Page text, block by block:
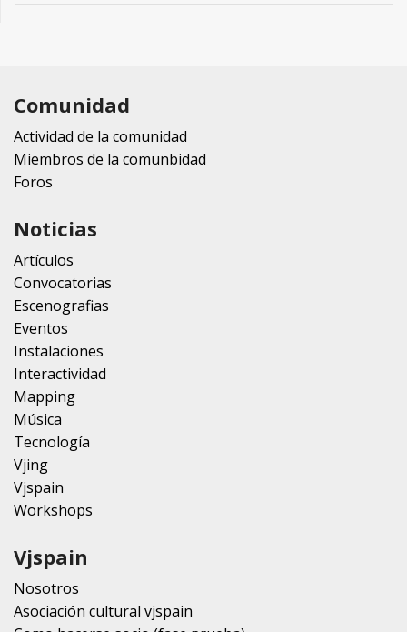
Comunidad
Actividad de la comunidad
Miembros de la comunbidad
Foros
Noticias
Artículos
Convocatorias
Escenografias
Eventos
Instalaciones
Interactividad
Mapping
Música
Tecnología
Vjing
Vjspain
Workshops
Vjspain
Nosotros
Asociación cultural vjspain